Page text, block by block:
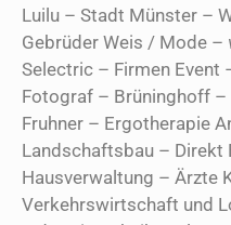
Luilu – Stadt Münster –
Gebrüder Weis / Mode –
Selectric – Firmen Event
Fotograf – Brüninghoff –
Fruhner – Ergotherapie
Landschaftsbau – Direkt
Hausverwaltung – Ärzte
Verkehrswirtschaft und